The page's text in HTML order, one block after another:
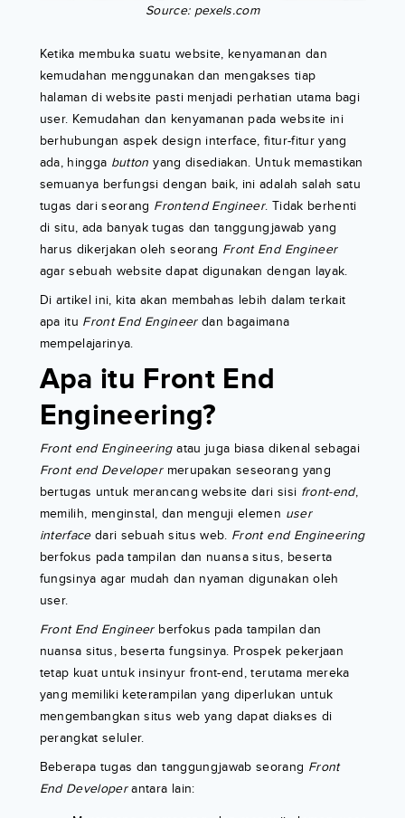
Source: pexels.com
Ketika membuka suatu website, kenyamanan dan
kemudahan menggunakan dan mengakses tiap
halaman di website pasti menjadi perhatian utama bagi
user. Kemudahan dan kenyamanan pada website ini
berhubungan aspek design interface, fitur-fitur yang
ada, hingga button yang disediakan. Untuk memastikan
semuanya berfungsi dengan baik, ini adalah salah satu
tugas dari seorang Frontend Engineer. Tidak berhenti
di situ, ada banyak tugas dan tanggungjawab yang
harus dikerjakan oleh seorang Front End Engineer
agar sebuah website dapat digunakan dengan layak.
Di artikel ini, kita akan membahas lebih dalam terkait
apa itu Front End Engineerdan bagaimana
mempelajarinya.
Apa itu Front End
Engineering?
Front end Engineeringatau juga biasa dikenal sebagai
Front end Developermerupakan seseorang yang
bertugas untuk merancang website dari sisi front-end,
memilih, menginstal, dan menguji elemen user
interfacedari sebuah situs web. Front end Engineering
berfokus pada tampilan dan nuansa situs, beserta
fungsinya agar mudah dan nyaman digunakan oleh
user.
Front End Engineerberfokus pada tampilan dan
nuansa situs, beserta fungsinya. Prospek pekerjaan
tetap kuat untuk insinyur front-end, terutama mereka
yang memiliki keterampilan yang diperlukan untuk
mengembangkan situs web yang dapat diakses di
perangkat seluler.
Beberapa tugas dan tanggungjawab seorang Front
End Developerantara lain: